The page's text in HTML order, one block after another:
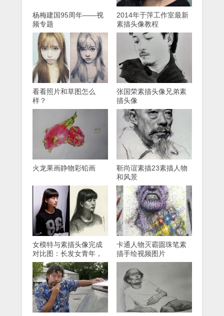
杨梅建国95周年——视
频专题
2014年于萍工作室最新
素描头像教程
看看照片和草图怎么
样？
张国荣素描头像兄弟素
描头像
火龙果画静物彩铅画
靳尚谊素描23素描人物
和风景
女模特与素描头像完成
对比图：长发女青年，
三分之一侧面，平视角
卡通人物灭霸圆珠笔素
描手绘视频图片